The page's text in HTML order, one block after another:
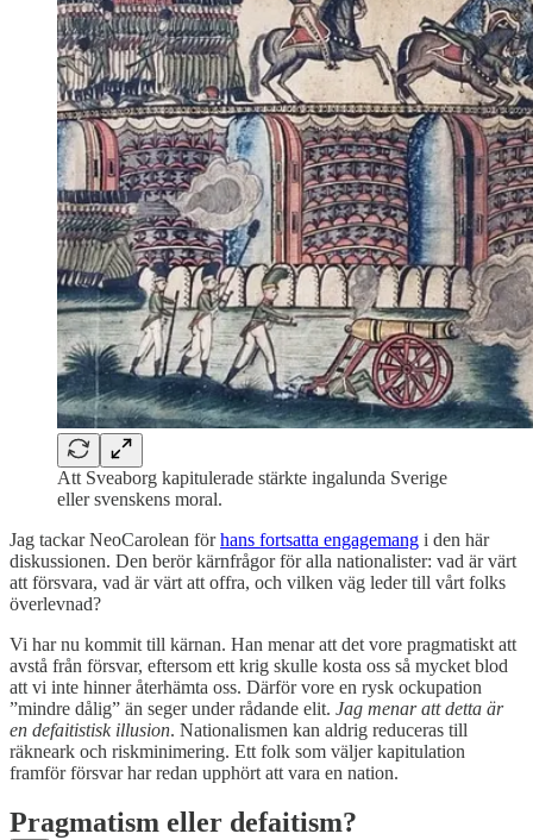
Att Sveaborg kapitulerade stärkte ingalunda Sverige
eller svenskens moral.
Jag tackar NeoCarolean förhans fortsatta engagemang i den här
diskussionen. Den berör kärnfrågor för alla nationalister: vad är värt
att försvara, vad är värt att offra, och vilken väg leder till vårt folks
överlevnad?
Vi har nu kommit till kärnan. Han menar att det vore pragmatiskt att
avstå från försvar, eftersom ett krig skulle kosta oss så mycket blod
att vi inte hinner återhämta oss. Därför vore en rysk ockupation
”mindre dålig” än seger under rådande elit. Jag menar att detta är
en defaitistisk illusion. Nationalismen kan aldrig reduceras till
räkneark och riskminimering. Ett folk som väljer kapitulation
framför försvar har redan upphört att vara en nation.
Pragmatism eller defaitism?